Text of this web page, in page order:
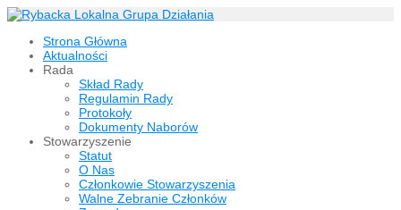
Strona Główna
Aktualności
Rada
Skład Rady
Regulamin Rady
Protokoły
Dokumenty Naborów
Stowarzyszenie
Statut
O Nas
Członkowie Stowarzyszenia
Walne Zebranie Członków